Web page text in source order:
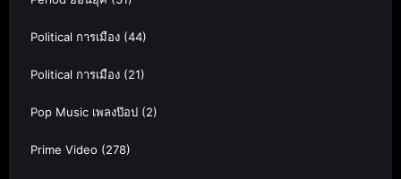
Political การเมือง (44)
Political การเมือง (21)
Pop Music เพลงป๊อป (2)
Prime Video (278)